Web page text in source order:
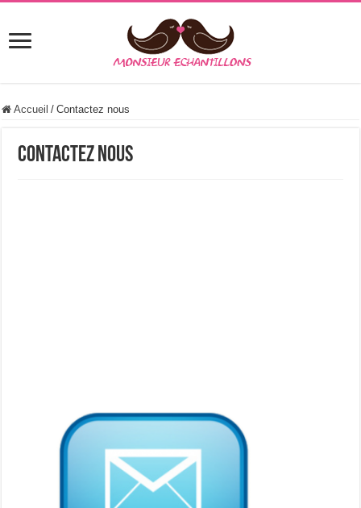
Accueil / Contactez nous
Contactez nous